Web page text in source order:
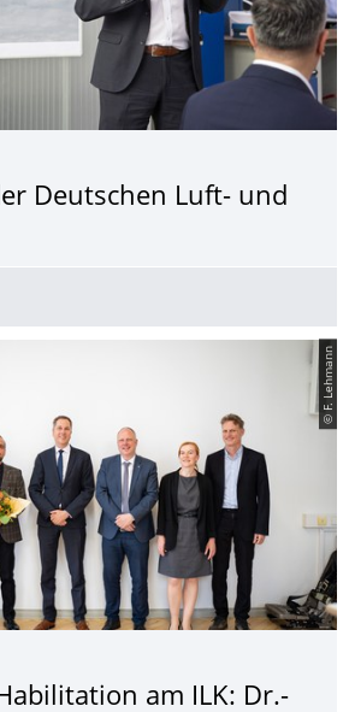
Deutschen Luft- und
© F. Lehmann
am ILK: Dr.-